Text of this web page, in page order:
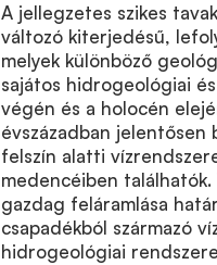
A jellegzetes szikes
változó kiterjedésű,
melyek különböző
sajátos hidrogeológiai
végén és a holocén
évszázadban jelentősen
felszín alatti
medencéiben
gazdag feláramlása
csapadékból származó
hidrogeológiai